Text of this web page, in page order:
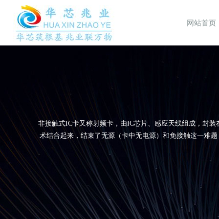
网站首页
非接触式IC卡又称射频卡，由IC芯片、感应天线组成，封
术结合起来，结束了无源（卡中无电源）和免接触这一难